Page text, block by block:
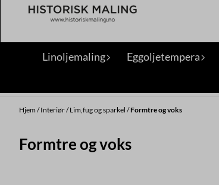
Linoljemaling Eggoljetempera
Hjem /Interiør/Lim,fug og sparkel /Formtre og voks
Formtre og voks